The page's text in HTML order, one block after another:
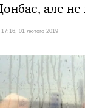
але не
Дата:
17:16, 01 лютого 2019